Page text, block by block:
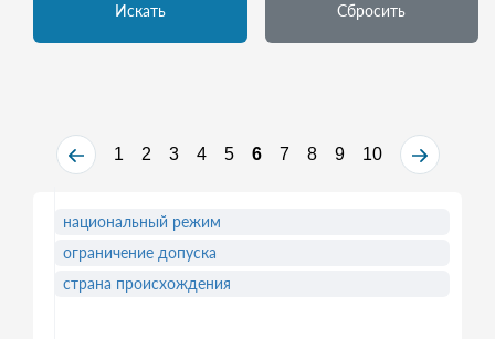
Искать Сбросить
1 2 3 4 5 6 7 8 9 10
национальный режим
ограничение допуска
страна происхождения